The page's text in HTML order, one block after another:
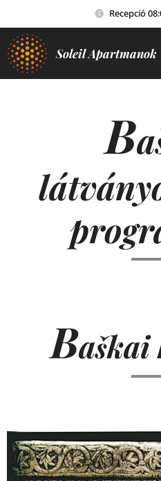
Recepció
Soleil Apartmanok
Ba
Baškai